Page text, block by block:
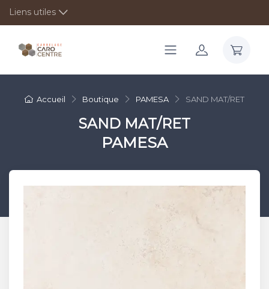
Liens utiles
Accueil Boutique PAMESA SAND MAT/RET
SAND MAT/RET
PAMESA